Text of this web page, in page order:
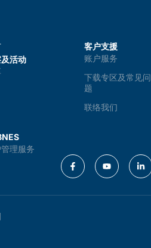
活动
理服务
客户支援
账户服务
下载专区及常见问
题
联络我们